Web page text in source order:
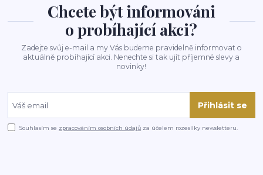
Chcete být informováni
o probíhající akci?
Zadejte svůj e-mail a my Vás budeme pravidelně informovat o
aktuálně probíhající akci. Nenechte si tak ujít příjemné slevy a
novinky!
Přihlásit se
Souhlasím se zpracováním osobních údajů za účelem rozesílky newsletteru.